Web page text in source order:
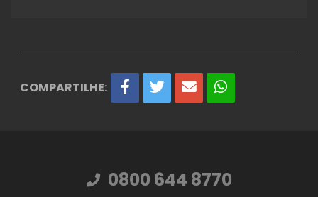
COMPARTILHE:
0800 644 8770